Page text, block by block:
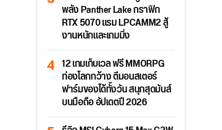
พลัง Panther Lake กราฟิก
RTX 5070 แรม LPCAMM2 สู้
งานหนักและเกมมิ่ง
12 เกมเก็บเวล ฟรี MMORPG
ท่องโลกกว้าง ตีมอนสเตอร์
ฟาร์มของได้ทั้งวัน สนุกสุดมันส์
บนมือถือ อัปเดตปี 2026